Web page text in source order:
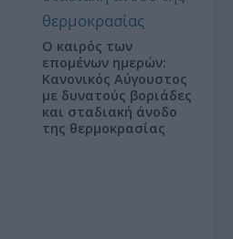
Ο καιρός των
επομένων ημερών:
Κανονικός Αύγουστος
με δυνατούς βοριάδες
και σταδιακή άνοδο
της θερμοκρασίας